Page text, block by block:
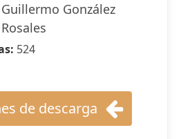
Guillermo González
Rosales
524
de descarga